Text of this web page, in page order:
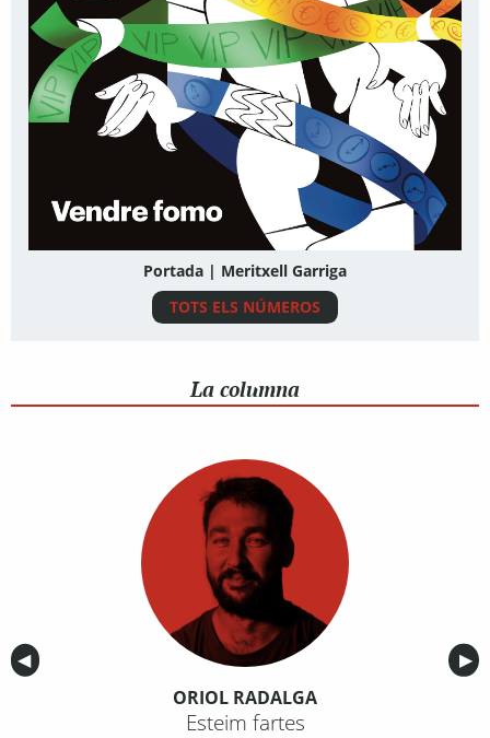
Portada | Meritxell Garriga
TOTS ELS NÚMEROS
La columna
Anterior
◀︎ ▶︎
ORIOL RADALGA
Esteim fartes